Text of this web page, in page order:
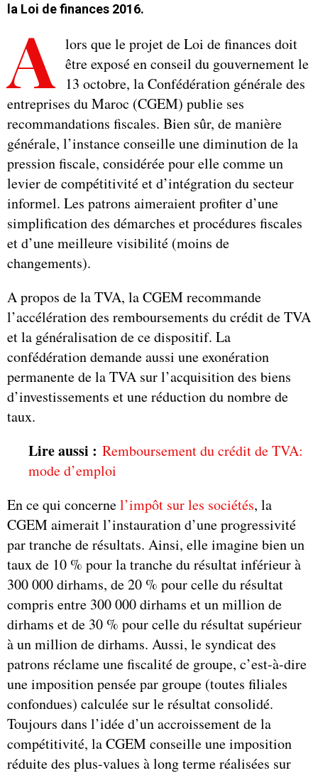
la Loi de finances 2016.
A lors que le projet de Loi de finances doit
être exposé en conseil du gouvernement le
13 octobre, la Confédération générale des
entreprises du Maroc (CGEM) publie ses
recommandations fiscales. Bien sûr, de manière
générale, l’instance conseille une diminution de la
pression fiscale, considérée pour elle comme un
levier de compétitivité et d’intégration du secteur
informel. Les patrons aimeraient profiter d’une
simplification des démarches et procédures fiscales
et d’une meilleure visibilité (moins de
changements).
A propos de la TVA, la CGEM recommande
l’accélération des remboursements du crédit de TVA
et la généralisation de ce dispositif. La
confédération demande aussi une exonération
permanente de la TVA sur l’acquisition des biens
d’investissements et une réduction du nombre de
taux.
Lire aussi : Remboursement du crédit de TVA:
mode d’emploi
En ce qui concernel’impôt sur les sociétés, la
CGEM aimerait l’instauration d’une progressivité
par tranche de résultats. Ainsi, elle imagine bien un
taux de 10 % pour la tranche du résultat inférieur à
300 000 dirhams, de 20 % pour celle du résultat
compris entre 300 000 dirhams et un million de
dirhams et de 30 % pour celle du résultat supérieur
à un million de dirhams. Aussi, le syndicat des
patrons réclame une fiscalité de groupe, c’est-à-dire
une imposition pensée par groupe (toutes filiales
confondues) calculée sur le résultat consolidé.
Toujours dans l’idée d’un accroissement de la
compétitivité, la CGEM conseille une imposition
réduite des plus-values à long terme réalisées sur